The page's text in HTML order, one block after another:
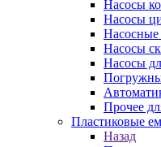
Насосы
Насосы
Насосные
Насосы
Насосы
Прочее
Пластиковые
Назад